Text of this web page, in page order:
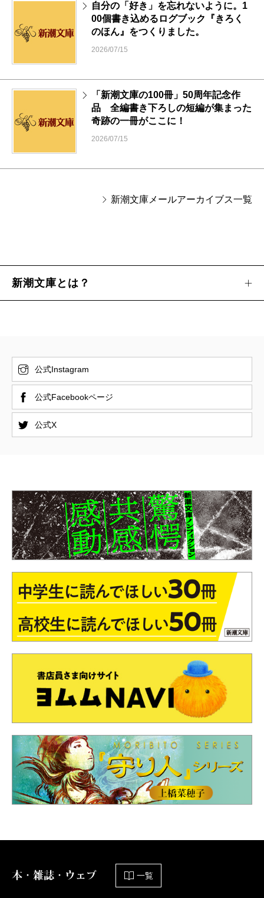
自分の「好き」を忘れないように。1
00個書き込めるログブック『きろく
のほん』をつくりました。
2026/07/15
「新潮文庫の100冊」50周年記念作
品 全編書き下ろしの短編が集まった
奇跡の一冊がここに！
2026/07/15
新潮文庫メールアーカイブス一覧
新潮文庫とは？
公式Instagram
公式Facebookページ
公式X
本・雑誌・ウェブ 一覧